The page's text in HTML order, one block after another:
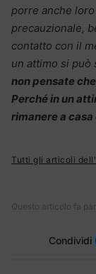
porre anche
precauzionale,
contatto con il
un attimo si può
non pensate
Perché in un
rimanere a casa
Tutti gli articoli
Questo articolo fa
Condividi